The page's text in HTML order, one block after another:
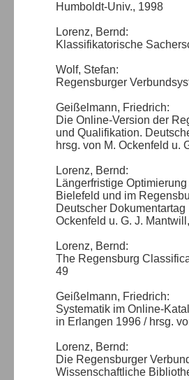
Humboldt-Univ., 1998
Lorenz, Bernd:
Klassifikatorische
Wolf, Stefan:
Regensburger
Geißelmann, Friedrich:
Die Online-Version der
und Qualifikation.
hrsg. von M. Ockenfeld u.
Lorenz, Bernd:
Längerfristige
Bielefeld und im
Deutscher
Ockenfeld u. G. J.
Lorenz, Bernd:
The Regensburg
49
Geißelmann, Friedrich:
Systematik im Online-
in Erlangen 1996 / hrsg.
Lorenz, Bernd:
Die Regensburger
Wissenschaftliche